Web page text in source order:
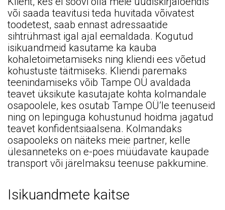
või saada teavitusi teda huvitada võivatest
toodetest, saab ennast adressaatide
sihtrühmast igal ajal eemaldada. Kogutud
isikuandmeid kasutame ka kauba
kohaletoimetamiseks ning kliendi ees võetud
kohustuste täitmiseks. Kliendi paremaks
teenindamiseks võib Tampe OÜ avaldada
teavet üksikute kasutajate kohta kolmandale
osapoolele, kes osutab Tampe OÜ’le teenuseid
ning on lepinguga kohustunud hoidma jagatud
teavet konfidentsiaalsena. Kolmandaks
osapooleks on näiteks meie partner, kelle
ülesanneteks on e-poes müüdavate kaupade
transport või järelmaksu teenuse pakkumine.
Isikuandmete kaitse